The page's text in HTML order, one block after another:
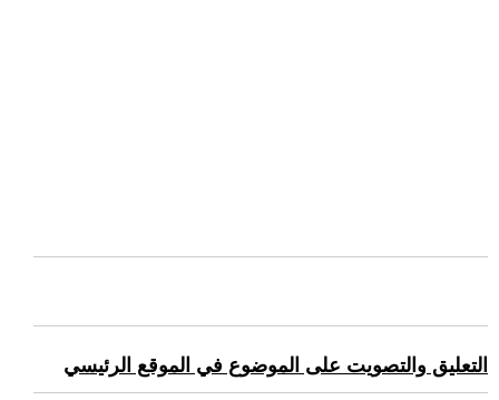
التعليق والتصويت على الموضوع في الموقع الرئيسي